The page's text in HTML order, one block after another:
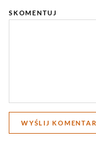
SKOMENTUJ